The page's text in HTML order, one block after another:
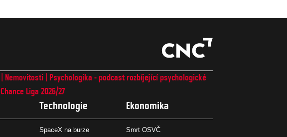
Nemovitosti
Psychologika - podcast rozbíjející psychologické
Chance Liga 2026/27
Technologie
SpaceX na burze
Ekonomika
Smrt OSVČ